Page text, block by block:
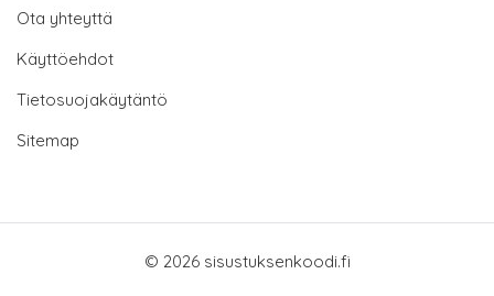
Ota yhteyttä
Käyttöehdot
Tietosuojakäytäntö
Sitemap
© 2026 sisustuksenkoodi.fi